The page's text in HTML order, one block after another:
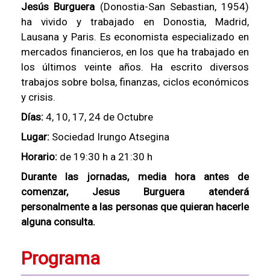
Jesús Burguera (Donostia-San Sebastian, 1954)
ha vivido y trabajado en Donostia, Madrid,
Lausana y Paris. Es economista especializado en
mercados financieros, en los que ha trabajado en
los últimos veinte años. Ha escrito diversos
trabajos sobre bolsa, finanzas, ciclos económicos
y crisis.
Días: 4, 10, 17, 24 de Octubre
Lugar: Sociedad Irungo Atsegina
Horario: de 19:30 h a 21:30 h
Durante las jornadas, media hora antes de
comenzar, Jesus Burguera atenderá
personalmente a las personas que quieran hacerle
alguna consulta.
Programa